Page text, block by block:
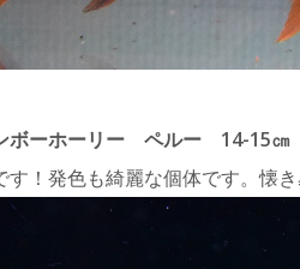
ボーホーリー ペルー 14-15㎝
す！発色も綺麗な個体です。懐